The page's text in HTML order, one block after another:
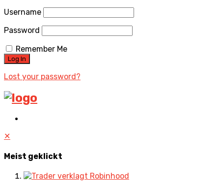
Username
Password
Remember Me
Lost your password?
✕
Meist geklickt